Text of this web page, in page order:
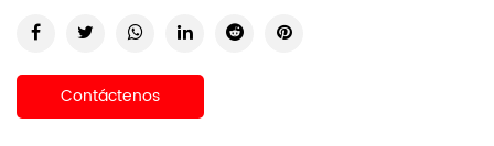
Contáctenos